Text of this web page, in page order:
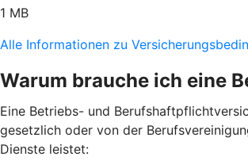
1 MB
Alle Informationen zu
Warum brauche ich eine
Eine Betriebs- und
gesetzlich oder von der
Dienste leistet: